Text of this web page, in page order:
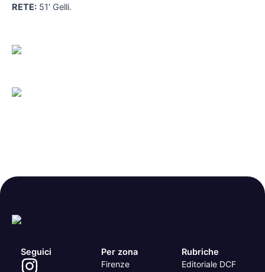
RETE: 51′ Gelli.
Seguici Per zona
Firenze
Rubriche
Editoriale DCF